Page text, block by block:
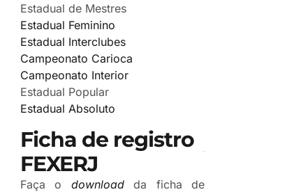
Estadual de Mestres
Estadual Feminino
Estadual Interclubes
Campeonato Carioca
Campeonato Interior
Estadual Popular
Estadual Absoluto
Ficha de registro
FEXERJ
Faça o downloadda ficha de